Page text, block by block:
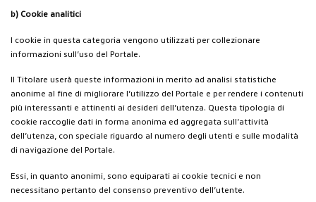
b) Cookie analitici
I cookie in questa categoria vengono utilizzati per collezionare
informazioni sull’uso del Portale.
Il Titolare userà queste informazioni in merito ad analisi statistiche
anonime al fine di migliorare l’utilizzo del Portale e per rendere i contenuti
più interessanti e attinenti ai desideri dell’utenza. Questa tipologia di
cookie raccoglie dati in forma anonima ed aggregata sull’attività
dell’utenza, con speciale riguardo al numero degli utenti e sulle modalità
di navigazione del Portale.
Essi, in quanto anonimi, sono equiparati ai cookie tecnici e non
necessitano pertanto del consenso preventivo dell’utente.